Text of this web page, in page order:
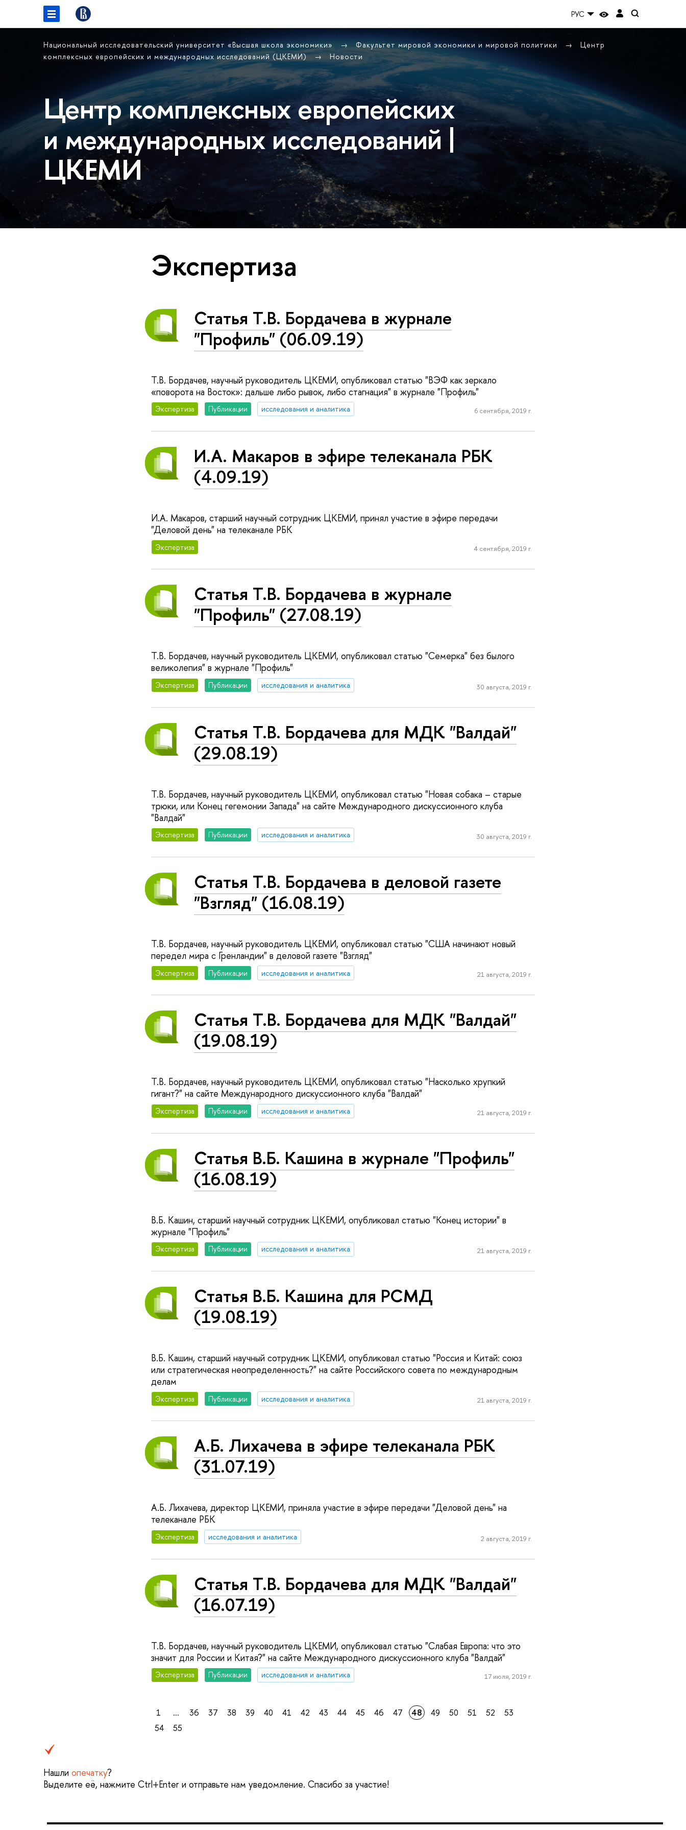
РУС
Национальный исследовательский университет «Высшая школа экономики» Факультет мировой экономики и мировой политики
Центр
комплексных европейских и международных исследований (ЦКЕМИ)
Новости
Центр комплексных европейских
и международных исследований |
ЦКЕМИ
Экспертиза
Статья Т.В. Бордачева в журнале
"Профиль" (06.09.19)
Т.В. Бордачев, научный руководитель ЦКЕМИ, опубликовал статью "ВЭФ как зеркало
«поворота на Восток»: дальше либо рывок, либо стагнация" в журнале "Профиль"
Экспертиза Публикации исследования и аналитика 6 сентября, 2019 г.
И.А. Макаров в эфире телеканала РБК
(4.09.19)
И.А. Макаров, старший научный сотрудник ЦКЕМИ, принял участие в эфире передачи
"Деловой день" на телеканале РБК
Экспертиза 4 сентября, 2019 г.
Статья Т.В. Бордачева в журнале
"Профиль" (27.08.19)
Т.В. Бордачев, научный руководитель ЦКЕМИ, опубликовал статью "Семерка" без былого
великолепия" в журнале "Профиль"
Экспертиза Публикации исследования и аналитика 30 августа, 2019 г.
Статья Т.В. Бордачева для МДК "Валдай"
(29.08.19)
Т.В. Бордачев, научный руководитель ЦКЕМИ, опубликовал статью "Новая собака – старые
трюки, или Конец гегемонии Запада" на сайте Международного дискуссионного клуба
"Валдай"
Экспертиза Публикации исследования и аналитика 30 августа, 2019 г.
Статья Т.В. Бордачева в деловой газете
"Взгляд" (16.08.19)
Т.В. Бордачев, научный руководитель ЦКЕМИ, опубликовал статью "США начинают новый
передел мира с Гренландии" в деловой газете "Взгляд"
Экспертиза Публикации исследования и аналитика 21 августа, 2019 г.
Статья Т.В. Бордачева для МДК "Валдай"
(19.08.19)
Т.В. Бордачев, научный руководитель ЦКЕМИ, опубликовал статью "Насколько хрупкий
гигант?" на сайте Международного дискуссионного клуба "Валдай"
Экспертиза Публикации исследования и аналитика 21 августа, 2019 г.
Статья В.Б. Кашина в журнале "Профиль"
(16.08.19)
В.Б. Кашин, старший научный сотрудник ЦКЕМИ, опубликовал статью "Конец истории" в
журнале "Профиль"
Экспертиза Публикации исследования и аналитика 21 августа, 2019 г.
Статья В.Б. Кашина для РСМД
(19.08.19)
В.Б. Кашин, старший научный сотрудник ЦКЕМИ, опубликовал статью "Россия и Китай: союз
или стратегическая неопределенность?" на сайте Российского совета по международным
делам
Экспертиза Публикации исследования и аналитика 21 августа, 2019 г.
А.Б. Лихачева в эфире телеканала РБК
(31.07.19)
А.Б. Лихачева, директор ЦКЕМИ, приняла участие в эфире передачи "Деловой день" на
телеканале РБК
Экспертиза исследования и аналитика 2 августа, 2019 г.
Статья Т.В. Бордачева для МДК "Валдай"
(16.07.19)
Т.В. Бордачев, научный руководитель ЦКЕМИ, опубликовал статью "Слабая Европа: что это
значит для России и Китая?" на сайте Международного дискуссионного клуба "Валдай"
Экспертиза Публикации исследования и аналитика 17 июля, 2019 г.
1 ... 36 37 38 39 40 41 42 43 44 45 46 47 48 49 50 51 52
53
54
55
Нашли опечатку?
Выделите её, нажмите Ctrl+Enter и отправьте нам уведомление. Спасибо за участие!